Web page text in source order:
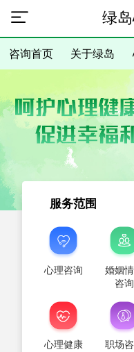
绿
咨询首页 关于绿岛
服务范围
心理咨询
婚姻
咨询
心理健康 职场